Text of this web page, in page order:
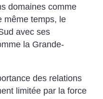
domaines comme
même temps, le
avec ses
la Grande-
des relations
limitée par la force